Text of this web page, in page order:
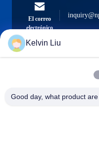
El correo
electrónico
0086-21-
Kelvin Liu
Good day, what product